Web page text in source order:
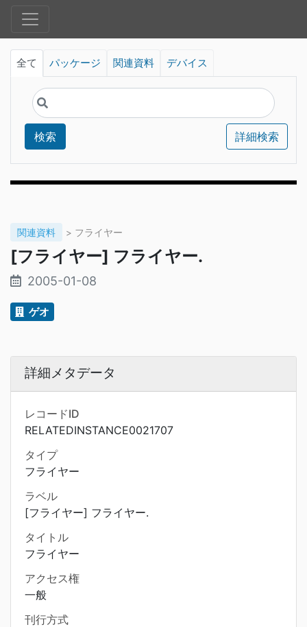
全て パッケージ 関連資料 デバイス
検索 詳細検索
関連資料 > フライヤー
[フライヤー] フライヤー.
2005-01-08
ゲオ
詳細メタデータ
レコードID
RELATEDINSTANCE0021707
タイプ
フライヤー
ラベル
[フライヤー] フライヤー.
タイトル
フライヤー
アクセス権
一般
刊行方式